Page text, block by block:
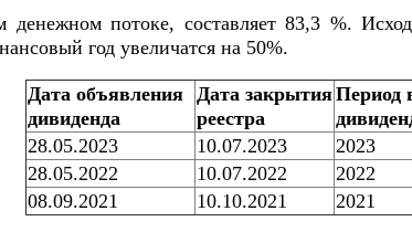
потоке, составляет 83,3 %.
год увеличатся на 50%.
Дата объявления
дивиденда
Дата закрытия
реестра
Период
28.05.2023
10.07.2023 2023
28.05.2022
10.07.2022 2022
08.09.2021
10.10.2021 2021